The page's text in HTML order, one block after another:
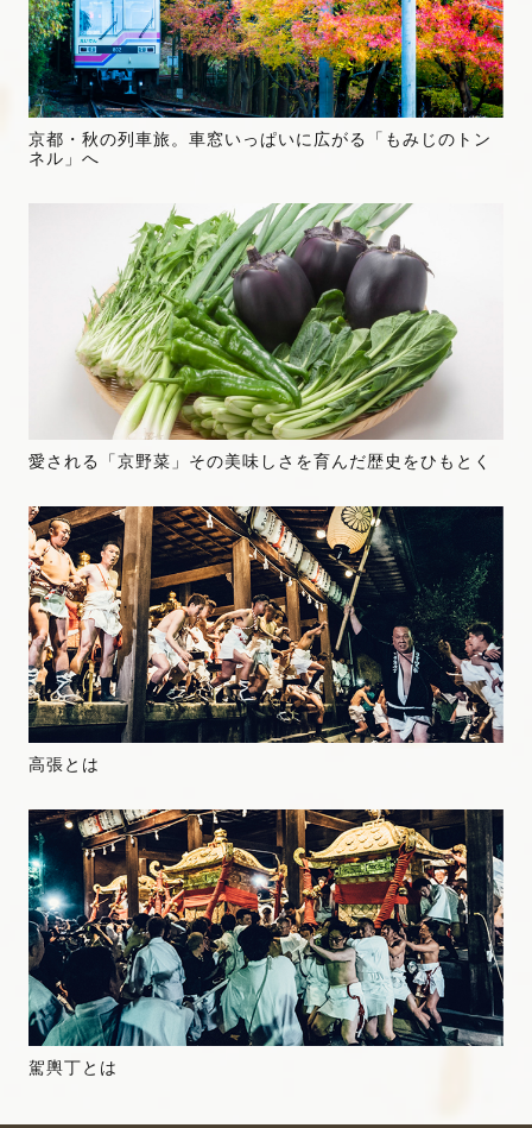
京都・秋の列車旅。車窓いっぱいに広がる「もみじのトン
ネル」へ
愛される「京野菜」その美味しさを育んだ歴史をひもとく
高張とは
駕輿丁とは